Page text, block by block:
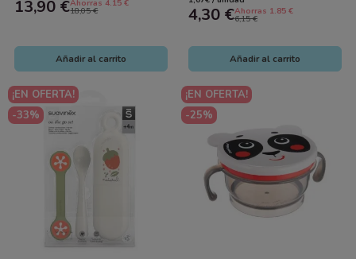
B.Box
13,90 €Ahorras 4.15 €
18,05 €
Añadir al carrito
seguridad calor
4,30 €Ahorras 1.85 €
6,15 €
Añadir al carrito
¡EN OFERTA!
-33%
¡EN OFERTA!
-25%